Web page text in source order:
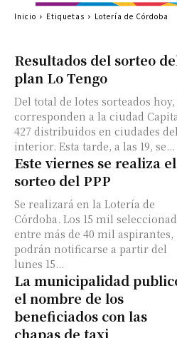
Resultados del sorteo
plan Lo Tengo
Del total de lotes sorteados hoy,
corresponden a la ciudad
427 distribuidos en ciudades del
interior. Esta tarde, a las 19, se...
Este viernes se realiza el
sorteo del PPP
Se realizará en la Lotería de
Córdoba. Los 15 mil
entre más de 40 mil aspirantes,
podrán notificarse a partir del
lunes 15...
La municipalidad
el nombre de los
beneficiados con las
chapas de taxi
Inicio Etiquetas Lotería de Córdoba